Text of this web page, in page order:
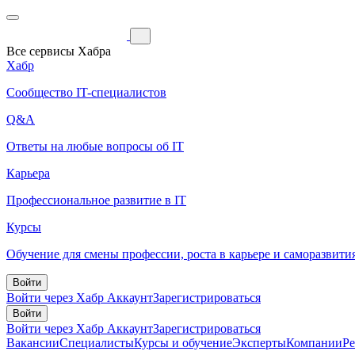
Все сервисы Хабра
Хабр
Сообщество IT-специалистов
Q&A
Ответы на любые вопросы об IT
Карьера
Профессиональное развитие в IT
Курсы
Обучение для смены профессии, роста в карьере и
Войти
Войти через Хабр АккаунтЗарегистрироваться
Войти
Войти через Хабр АккаунтЗарегистрироваться
ВакансииСпециалистыКурсы и обучениеЭкспертыКомпании